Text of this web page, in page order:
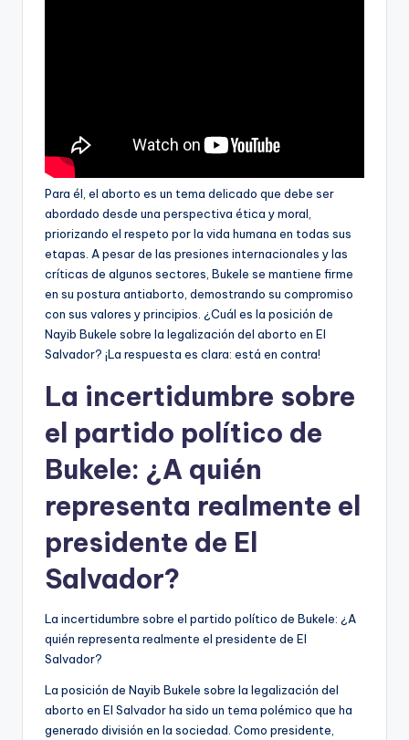
Para él, el aborto es un tema delicado que debe ser
abordado desde una perspectiva ética y moral,
priorizando el respeto por la vida humana en todas sus
etapas. A pesar de las presiones internacionales y las
críticas de algunos sectores, Bukele se mantiene firme
en su postura antiaborto, demostrando su compromiso
con sus valores y principios. ¿Cuál es la posición de
Nayib Bukele sobre la legalización del aborto en El
Salvador? ¡La respuesta es clara: está en contra!
La incertidumbre sobre
el partido político de
Bukele: ¿A quién
representa realmente el
presidente de El
Salvador?
La incertidumbre sobre el partido político de Bukele: ¿A
quién representa realmente el presidente de El
Salvador?
La posición de Nayib Bukele sobre la legalización del
aborto en El Salvador ha sido un tema polémico que ha
generado división en la sociedad. Como presidente,